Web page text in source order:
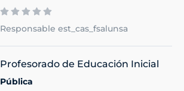
Responsable est_cas_fsalunsa
Profesorado de Educación Inicial
Pública